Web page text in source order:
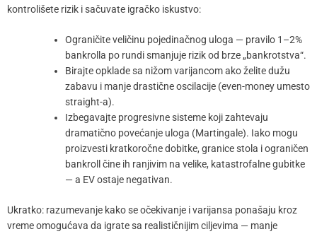
kontrolišete rizik i sačuvate igračko iskustvo:
Ograničite veličinu pojedinačnog uloga — pravilo 1–2%
bankrolla po rundi smanjuje rizik od brze „bankrotstva“.
Birajte opklade sa nižom varijancom ako želite dužu
zabavu i manje drastične oscilacije (even-money umesto
straight-a).
Izbegavajte progresivne sisteme koji zahtevaju
dramatično povećanje uloga (Martingale). Iako mogu
proizvesti kratkoročne dobitke, granice stola i ograničen
bankroll čine ih ranjivim na velike, katastrofalne gubitke
— a EV ostaje negativan.
Ukratko: razumevanje kako se očekivanje i varijansa ponašaju kroz
vreme omogućava da igrate sa realističnijim ciljevima — manje